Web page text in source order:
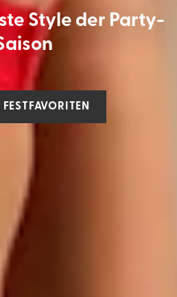
Style der Party-
FESTFAVORITEN